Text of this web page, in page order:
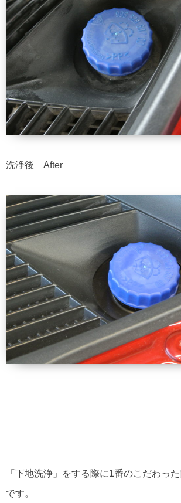
洗浄後 After
「下地洗浄」をする際に1番のこだわっ
です。